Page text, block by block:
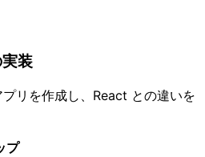
装
リを作成し、React との違いを
プ